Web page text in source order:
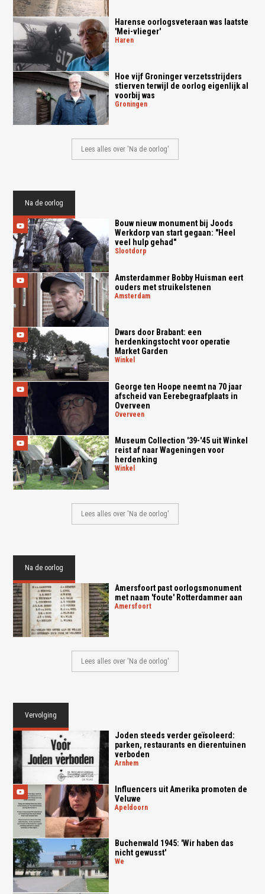
Harense oorlogsveteraan was laatste
'Mei-vlieger'
haren
Hoe vijf Groninger verzetsstrijders
stierven terwijl de oorlog eigenlijk al
voorbij was
groningen
Lees alles over 'Na de oorlog'
Na de oorlog
Bouw nieuw monument bij Joods
Werkdorp van start gegaan: "Heel
veel hulp gehad"
slootdorp
Amsterdammer Bobby Huisman eert
ouders met struikelstenen
amsterdam
Dwars door Brabant: een
herdenkingstocht voor operatie
Market Garden
winkel
George ten Hoope neemt na 70 jaar
afscheid van Eerebegraafplaats in
Overveen
overveen
Museum Collection '39-'45 uit Winkel
reist af naar Wageningen voor
herdenking
winkel
Lees alles over 'Na de oorlog'
Na de oorlog
Amersfoort past oorlogsmonument
met naam 'foute' Rotterdammer aan
amersfoort
Lees alles over 'Na de oorlog'
Vervolging
Joden steeds verder geïsoleerd:
parken, restaurants en dierentuinen
verboden
arnhem
Influencers uit Amerika promoten de
Veluwe
apeldoorn
Buchenwald 1945: 'Wir haben das
nicht gewusst'
we